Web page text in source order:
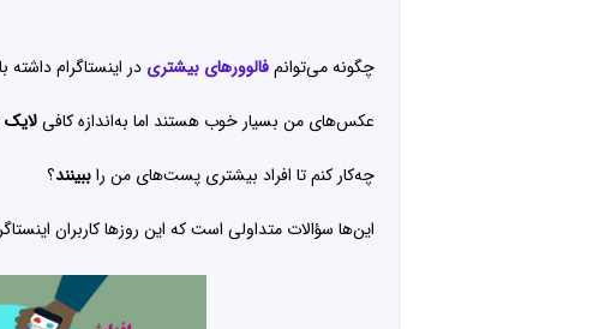
چگونه می‌توانمفالوورهای بیشتری در اینستاگرام داشته
عکس‌های من بسیار خوب هستند اما به‌اندازه کافیلایک
چه‌کار کنم تا افراد بیشتری پست‌های من راببینند؟
این‌ها سؤالات متداولی است که این روزها کاربران